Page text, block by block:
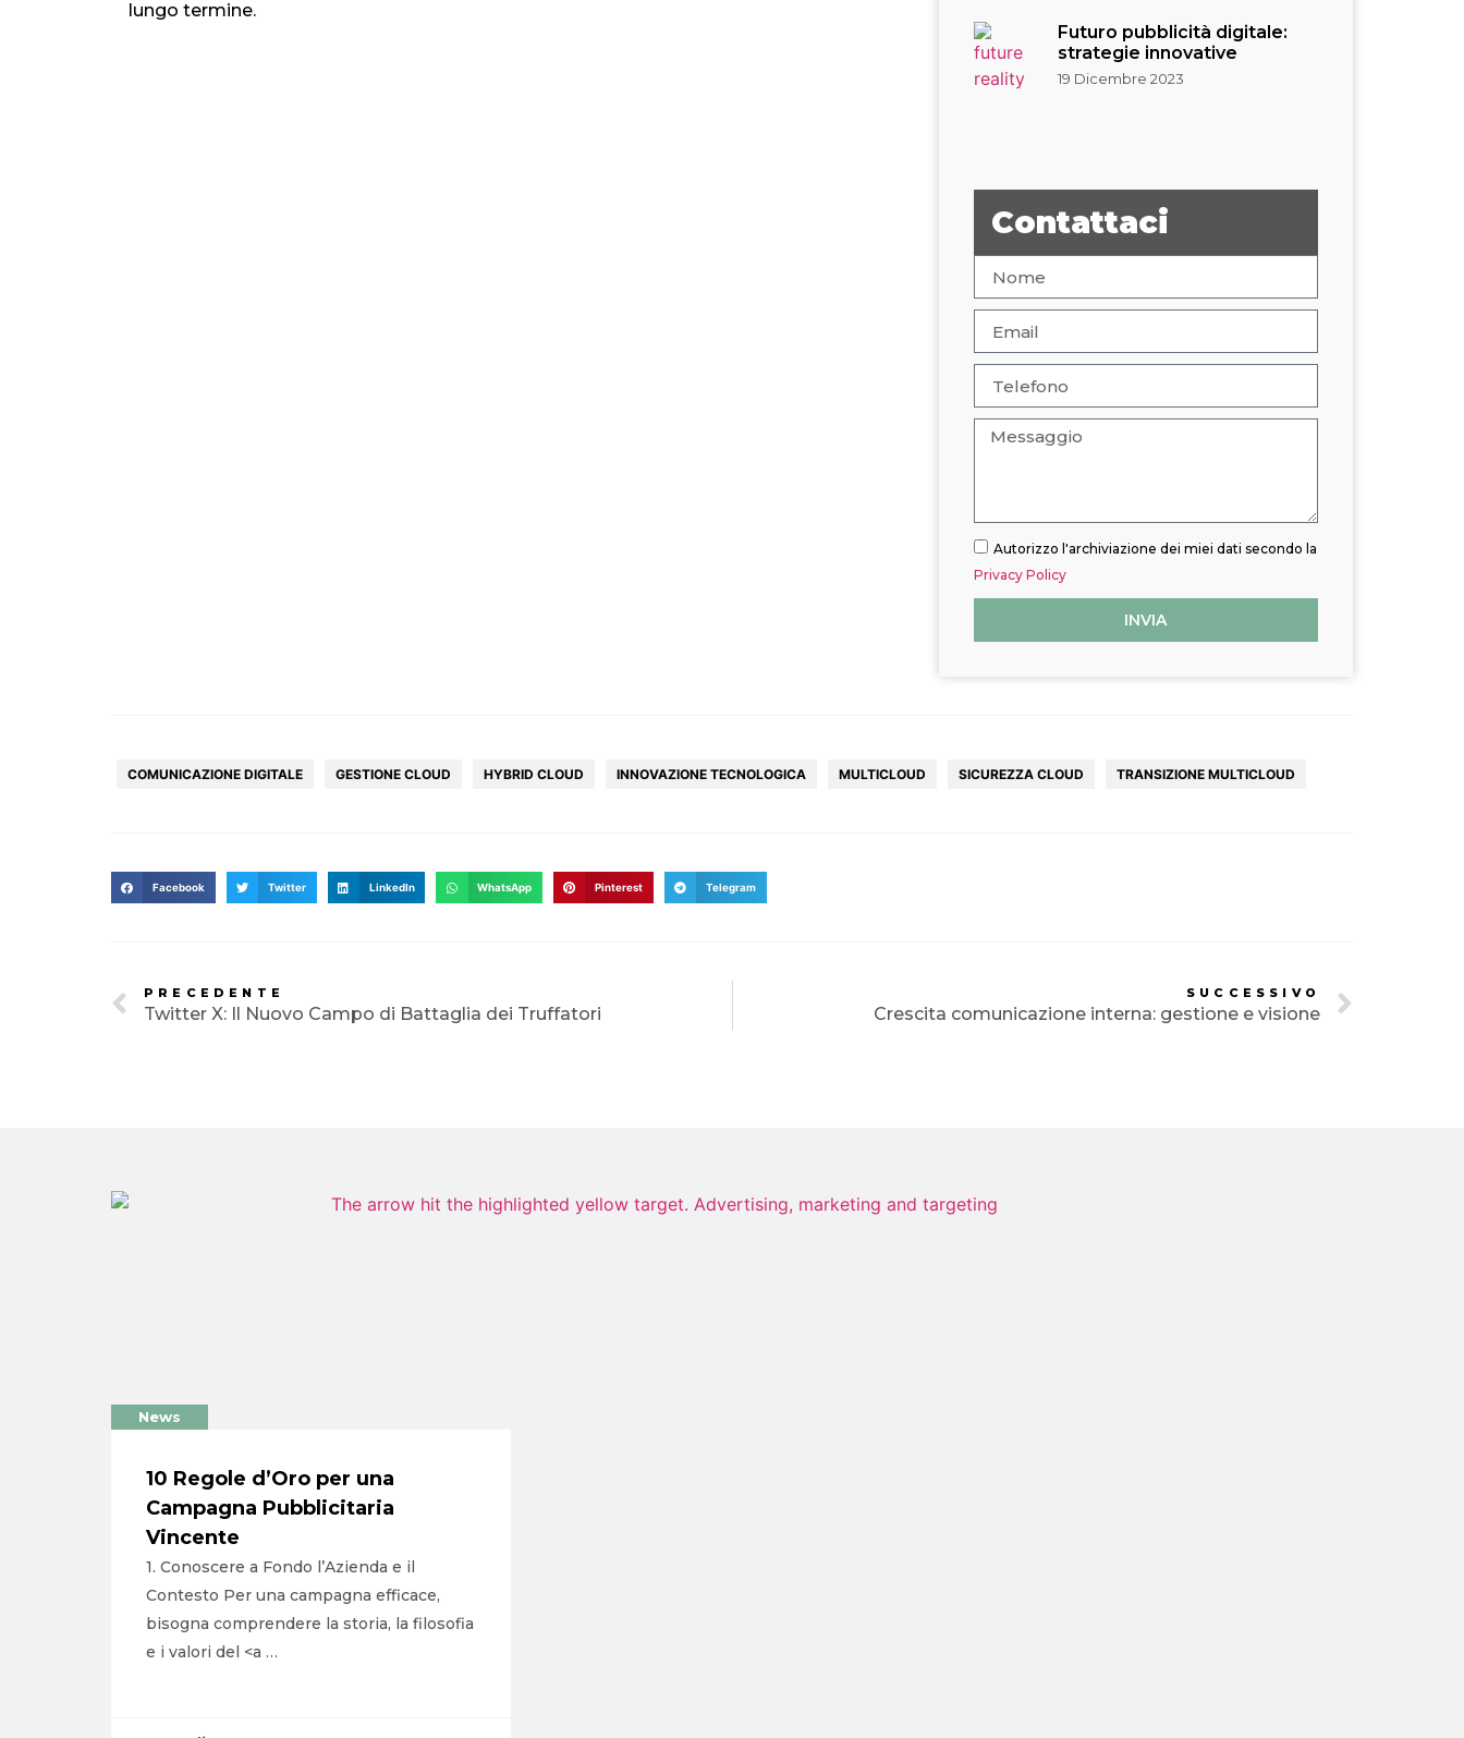
lungo termine.
Futuro pubblicità digitale:
strategie innovative
19 Dicembre 2023
Contattaci
Autorizzo l'archiviazione dei miei dati secondo la
Privacy Policy
INVIA
COMUNICAZIONE DIGITALE GESTIONE CLOUD HYBRID CLOUD INNOVAZIONE TECNOLOGICA MULTICLOUD SICUREZZA CLOUD TRANSIZIONE MULTICLOUD
Facebook Twitter LinkedIn WhatsApp Pinterest Telegram
PRECEDENTE
Twitter X: Il Nuovo Campo di Battaglia dei Truffatori
SUCCESSIVO
Crescita comunicazione interna: gestione e visione
News
10 Regole d’Oro per una
Campagna Pubblicitaria
Vincente
1. Conoscere a Fondo l’Azienda e il
Contesto Per una campagna efficace,
bisogna comprendere la storia, la filosofia
e i valori del <a …